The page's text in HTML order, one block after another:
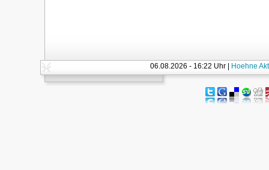
06.08.2026 - 16:22 Uhr | Hoehne